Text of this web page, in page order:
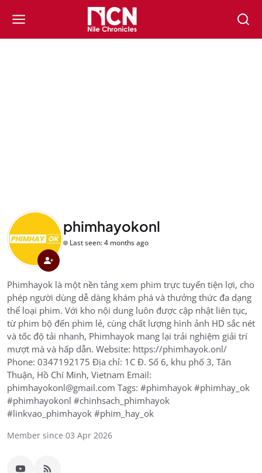
phimhayokonl
Last seen: 4 months ago
Phimhayok là một nền tảng xem phim trực tuyến tiện lợi, cho
phép người dùng dễ dàng khám phá và thưởng thức đa dạng
thể loại phim. Với kho nội dung luôn được cập nhật liên tục,
từ phim bộ đến phim lẻ, cùng chất lượng hình ảnh HD sắc nét
và tốc độ tải nhanh, Phimhayok mang lại trải nghiệm giải trí
mượt mà và hấp dẫn. Website: https://phimhayok.onl/
Phone: 0347192175 Địa chỉ: 1C Đ. Số 6, khu phố 3, Tân
Thuận, Hồ Chí Minh, Vietnam Email:
phimhayokonl@gmail.com Tags: #phimhayok #phimhay_ok
#phimhayokonl #chinhsach_phimhayok
#linkvao_phimhayok #phim_hay_ok
Member since 03 Apr 2026